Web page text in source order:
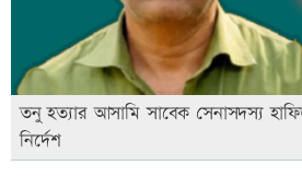
তনু হত্যার আসামি সাবেক সেনাসদস্য
নির্দেশ